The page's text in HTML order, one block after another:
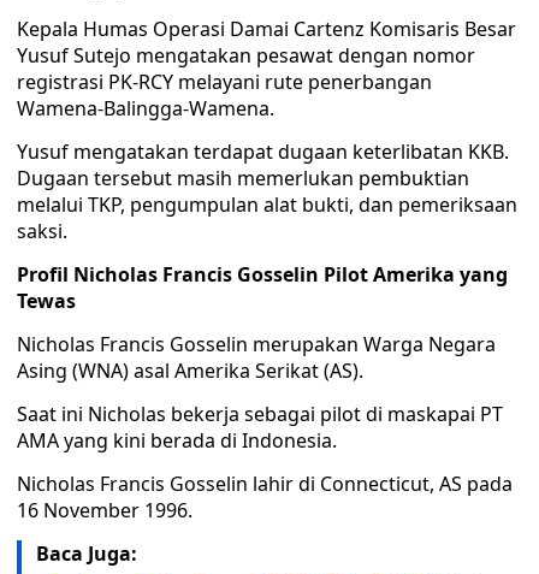
Kepala Humas Operasi Damai Cartenz Komisaris Besar
Yusuf Sutejo mengatakan pesawat dengan nomor
registrasi PK-RCY melayani rute penerbangan
Wamena-Balingga-Wamena.
Yusuf mengatakan terdapat dugaan keterlibatan KKB.
Dugaan tersebut masih memerlukan pembuktian
melalui TKP, pengumpulan alat bukti, dan pemeriksaan
saksi.
Profil Nicholas Francis Gosselin Pilot Amerika yang
Tewas
Nicholas Francis Gosselin merupakan Warga Negara
Asing (WNA) asal Amerika Serikat (AS).
Saat ini Nicholas bekerja sebagai pilot di maskapai PT
AMA yang kini berada di Indonesia.
Nicholas Francis Gosselin lahir di Connecticut, AS pada
16 November 1996.
Baca Juga: